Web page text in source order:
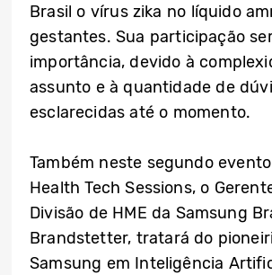
Brasil o vírus zika no líquido
gestantes. Sua participação
importância, devido à
assunto e à quantidade de
esclarecidas até o momento.
Também neste segundo
Health Tech Sessions, o
Divisão de HME da Samsung
Brandstetter, tratará do
Samsung em Inteligência